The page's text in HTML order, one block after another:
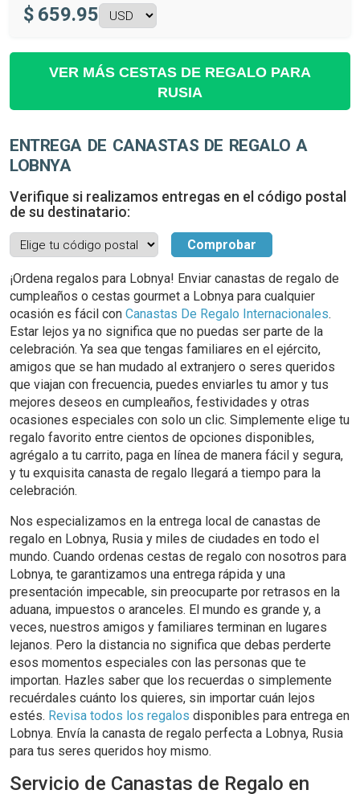
$ 659.95
VER MÁS CESTAS DE REGALO PARA
RUSIA
ENTREGA DE CANASTAS DE REGALO A
LOBNYA
Verifique si realizamos entregas en el código postal
de su destinatario:
¡Ordena regalos para Lobnya! Enviar canastas de regalo de
cumpleaños o cestas gourmet a Lobnya para cualquier
ocasión es fácil con Canastas De Regalo Internacionales.
Estar lejos ya no significa que no puedas ser parte de la
celebración. Ya sea que tengas familiares en el ejército,
amigos que se han mudado al extranjero o seres queridos
que viajan con frecuencia, puedes enviarles tu amor y tus
mejores deseos en cumpleaños, festividades y otras
ocasiones especiales con solo un clic. Simplemente elige tu
regalo favorito entre cientos de opciones disponibles,
agrégalo a tu carrito, paga en línea de manera fácil y segura,
y tu exquisita canasta de regalo llegará a tiempo para la
celebración.
Nos especializamos en la entrega local de canastas de
regalo en Lobnya, Rusia y miles de ciudades en todo el
mundo. Cuando ordenas cestas de regalo con nosotros para
Lobnya, te garantizamos una entrega rápida y una
presentación impecable, sin preocuparte por retrasos en la
aduana, impuestos o aranceles. El mundo es grande y, a
veces, nuestros amigos y familiares terminan en lugares
lejanos. Pero la distancia no significa que debas perderte
esos momentos especiales con las personas que te
importan. Hazles saber que los recuerdas o simplemente
recuérdales cuánto los quieres, sin importar cuán lejos
estés. Revisa todos los regalos disponibles para entrega en
Lobnya. Envía la canasta de regalo perfecta a Lobnya, Rusia
para tus seres queridos hoy mismo.
Servicio de Canastas de Regalo en